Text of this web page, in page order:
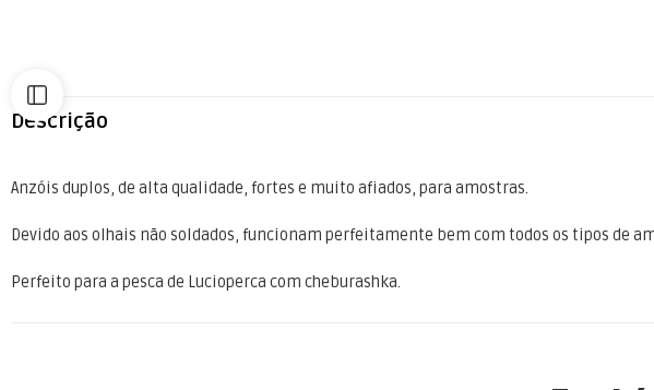
Descrição
Anzóis duplos, de alta qualidade, fortes e muito afiados, para amostras.
Devido aos olhais não soldados, funcionam perfeitamente bem com todos os tipos de
Perfeito para a pesca de Lucioperca com cheburashka.